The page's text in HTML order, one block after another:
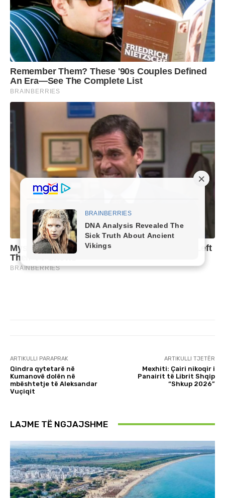
ARTIKULLI PARAPRAK
Qindra qytetarë në
Kumanovë dolën në
mbështetje të Aleksandar
Vuçiqit
ARTIKULLI TJETËR
Mexhiti: Çairi nikoqir i
Panairit të Librit Shqip
“Shkup 2026”
LAJME TË NGJAJSHME